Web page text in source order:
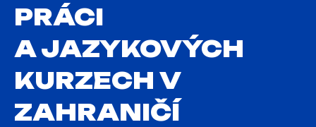
PRÁCI
A JAZYKOVÝCH
KURZECH V
ZAHRANIČÍ